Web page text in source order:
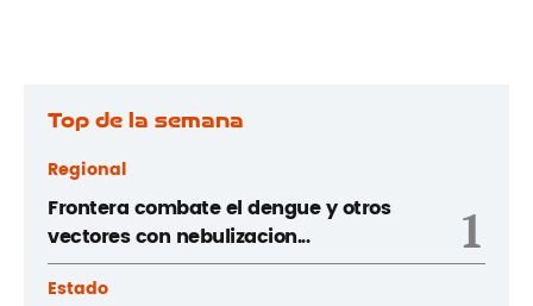
Top de la semana
Regional
Frontera combate el dengue y otros
vectores con nebulizacion...
1
Estado